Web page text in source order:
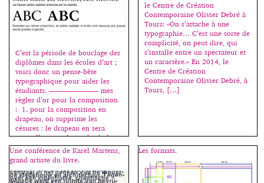
cadre […]
Dada part à la conquête du
langage, c’est pour découvrir
une autre forme de
communication basée sur des
principes radicalement
nouveaux. Après la
démystification, peut naître
l’exploration progressive. Les
images et les textes dadas
montrent […]
C’est la période de bouclage des
diplômes dans les écoles d’art ;
voici donc un pense-bête
typographique pour aider les
étudiants. ——————— mes
règles d’or pour la composition
: 1. pour la composition en
drapeau, on supprime les
césures : le drapeau en sera
naturellement plus rythmé, donc
plus beau. On essaie au
maximum de faire […]
le Centre de Création
Contemporaine Olivier Debré à
Tours: «On s’attache à une
typographie… C’est une sorte de
complicité, on peut dire, qui
s’installe entre un spectateur et
un caractère.» En 2014, le
Centre de Création
Contemporaine Olivier Debré, à
Tours, […]
Une conférence de Karel Martens,
grand artiste du livre.
Les formats.